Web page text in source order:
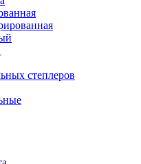
степлеров